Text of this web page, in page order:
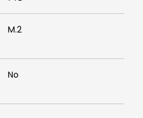
M.2
No